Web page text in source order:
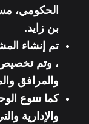
الحكومي،
بن زايد.
، وتم تخصيص
والمرافق
كما تتنوع
والإدارية والتي